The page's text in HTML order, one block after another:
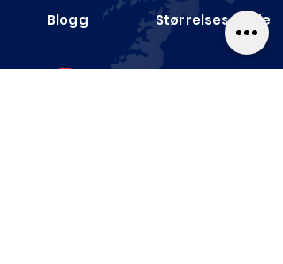
Blogg Størrelses­guide